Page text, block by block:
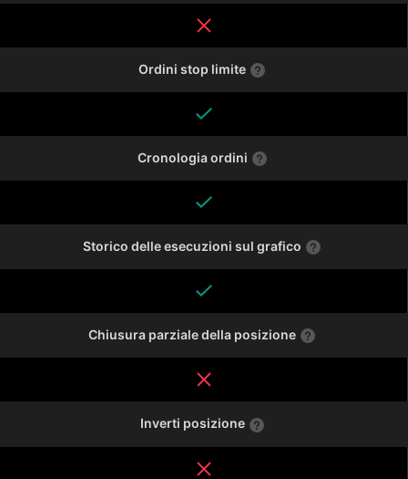
Ordini stop limite
Cronologia ordini
Storico delle esecuzioni sul grafico
Chiusura parziale della posizione
Inverti posizione